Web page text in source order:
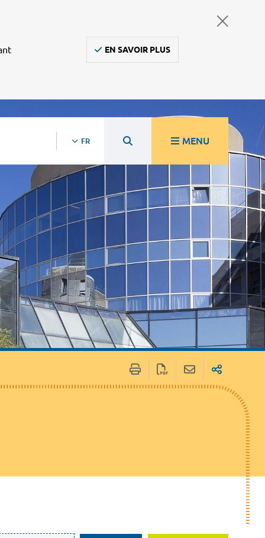
EN SAVOIR PLUS
FR MENU